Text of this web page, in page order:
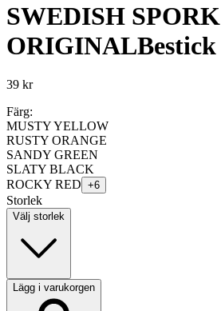
SWEDISH SPORK
ORIGINALBestick
39 kr
Färg:
MUSTY YELLOW
RUSTY ORANGE
SANDY GREEN
SLATY BLACK
ROCKY RED +6
Storlek
Välj storlek
Lägg i varukorgen